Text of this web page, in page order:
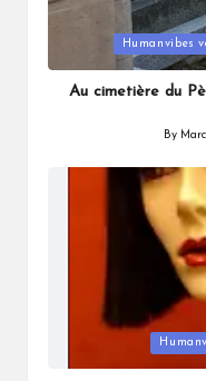
in
Humanvibes
Au cimetière du
Posted
By
in